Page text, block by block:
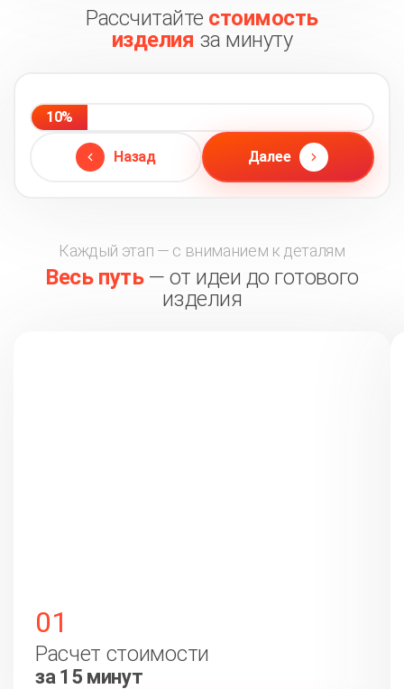
Рассчитайте стоимость
изделия за минуту
Назад
10%
Далее
Каждый этап — с вниманием к деталям
Весь путь— от идеи до готового
изделия
01
Расчет стоимости
за 15 минут